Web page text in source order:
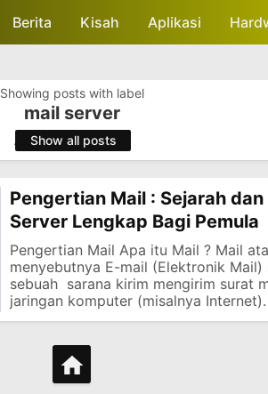
Skip to main
Berita Kisah Aplikasi
Showing posts with label
mail server
. Show all posts
Pengertian Mail : Sejarah
Server Lengkap Bagi Pemula
Pengertian Mail Apa itu Mail ? Mail
menyebutnya E-mail (Elektronik Mail)
sebuah sarana kirim mengirim surat
jaringan komputer (misalnya